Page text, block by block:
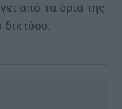
από τα όρια της
δικτύου.